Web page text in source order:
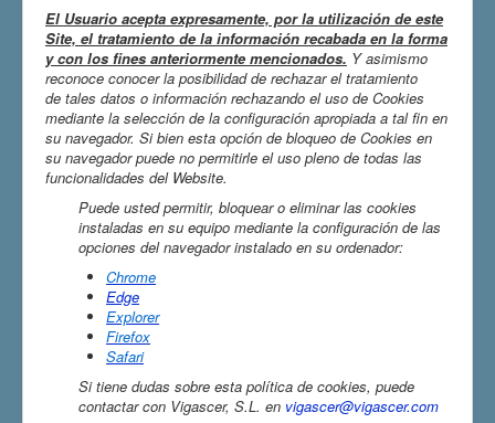
El Usuario acepta expresamente, por la utilización de este
Site, el tratamiento de la información recabada en la forma
y con los fines anteriormente mencionados. Y asimismo
reconoce conocer la posibilidad de rechazar el tratamiento
de tales datos o información rechazando el uso de Cookies
mediante la selección de la configuración apropiada a tal fin en
su navegador. Si bien esta opción de bloqueo de Cookies en
su navegador puede no permitirle el uso pleno de todas las
funcionalidades del Website.
Puede usted permitir, bloquear o eliminar las cookies
instaladas en su equipo mediante la configuración de las
opciones del navegador instalado en su ordenador:
Chrome
Edge
Explorer
Firefox
Safari
Si tiene dudas sobre esta política de cookies, puede
contactar con Vigascer, S.L. en vigascer@vigascer.com